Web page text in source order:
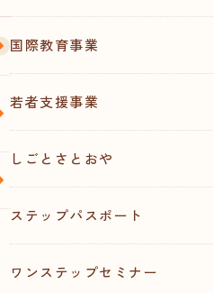
国際教育事業
若者支援事業
しごとさとおや
ステップパスポート
ワンステップセミナー